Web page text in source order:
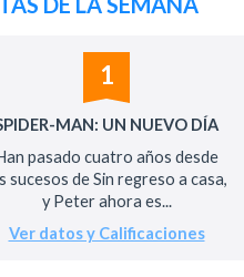
1
MAN: UN NUEVO DÍA
pasado cuatro años desde
sucesos de Sin regreso a casa,
y Peter ahora es...
Ver datos y Calificaciones